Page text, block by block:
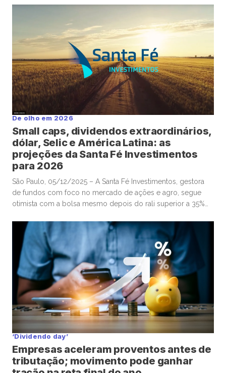
algum tempo no sábado e domingo para leituras mais
aprofundadas de boas histórias e materiais informativos. OS
EUA constroem gasodutos; mas investidores […]
De olho em 2026
Small caps, dividendos extraordinários,
dólar, Selic e América Latina: as
projeções da Santa Fé Investimentos
para 2026
São Paulo, 05/12/2025 – A Santa Fé Investimentos, gestora
de fundos com foco no mercado de ações e agro, segue
otimista com a bolsa mesmo depois do rali superior a 35%
Lima Journal, o sócio e gestor Gabriel Diniz Junqueira
defendeu que o movimento de alta dos ativos de […]
‘Dividendo day’
Empresas aceleram proventos antes de
tributação; movimento pode ganhar